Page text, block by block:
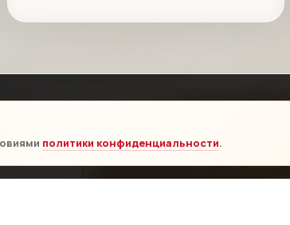
политики конфиденциальности.